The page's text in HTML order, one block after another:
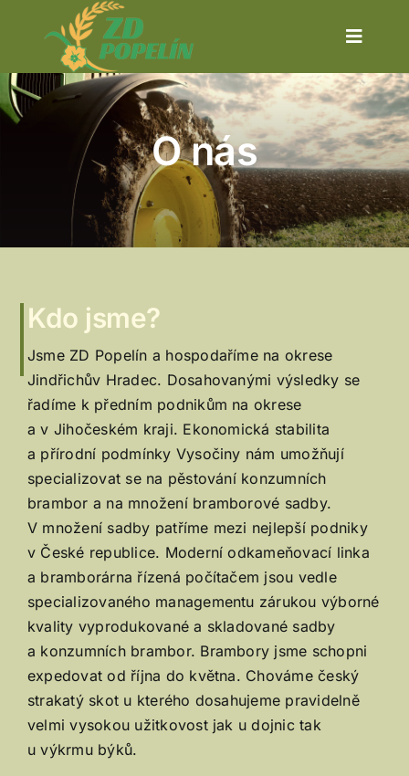
Toggle
O nás
Aktuality
Výroby
O nás
Kdo jsme?
Jsme ZD Popelín a hospodaříme na okrese
Jindřichův Hradec. Dosahovanými výsledky se
řadíme k předním podnikům na okrese
a v Jihočeském kraji. Ekonomická stabilita
a přírodní podmínky Vysočiny nám umožňují
specializovat se na pěstování konzumních
brambor a na množení bramborové sadby.
V množení sadby patříme mezi nejlepší podniky
v České republice. Moderní odkameňovací linka
a bramborárna řízená počítačem jsou vedle
specializovaného managementu zárukou výborné
kvality vyprodukované a skladované sadby
a konzumních brambor. Brambory jsme schopni
expedovat od října do května. Chováme český
strakatý skot u kterého dosahujeme pravidelně
velmi vysokou užitkovost jak u dojnic tak
u výkrmu býků.